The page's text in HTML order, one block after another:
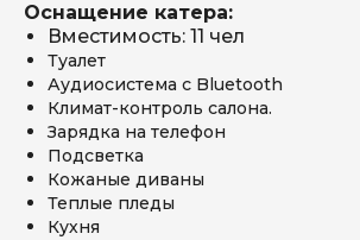
Оснащение катера:
Вместимость: 11 чел
Туалет
Аудиосистема с Bluetooth
Климат-контроль салона.
Зарядка на телефон
Подсветка
Кожаные диваны
Теплые пледы
Кухня